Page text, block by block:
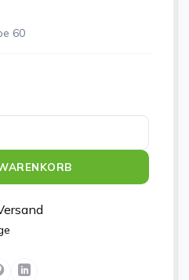
60
Menge